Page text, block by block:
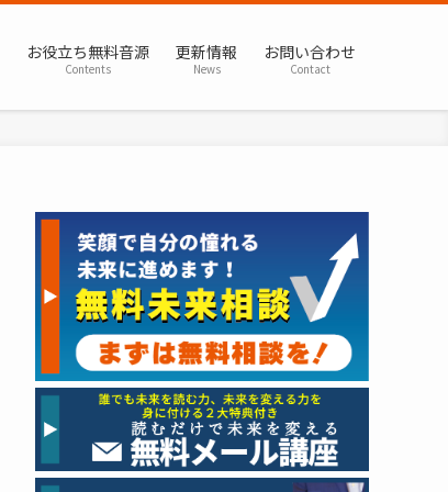
お役立ち無料音源
Contents
更新情報
News
お問い合わせ
Contact